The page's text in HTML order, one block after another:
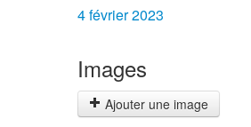
4 février 2023
Images
Ajouter une image